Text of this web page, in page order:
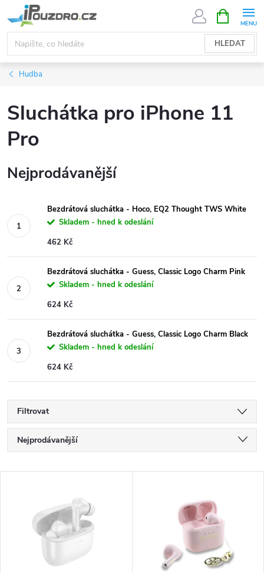
na
obsah
HLEDAT
NÁKUPNÍ
KOŠÍK
Hudba
Sluchátka pro iPhone 11
Pro
Nejprodávanější
Bezdrátová sluchátka - Hoco, EQ2 Thought TWS White
Skladem - hned k odeslání
462 Kč
Bezdrátová sluchátka - Guess, Classic Logo Charm Pink
Skladem - hned k odeslání
624 Kč
Bezdrátová sluchátka - Guess, Classic Logo Charm Black
Skladem - hned k odeslání
624 Kč
Filtrovat
Ř
a
Nejprodávanější
Abecedně